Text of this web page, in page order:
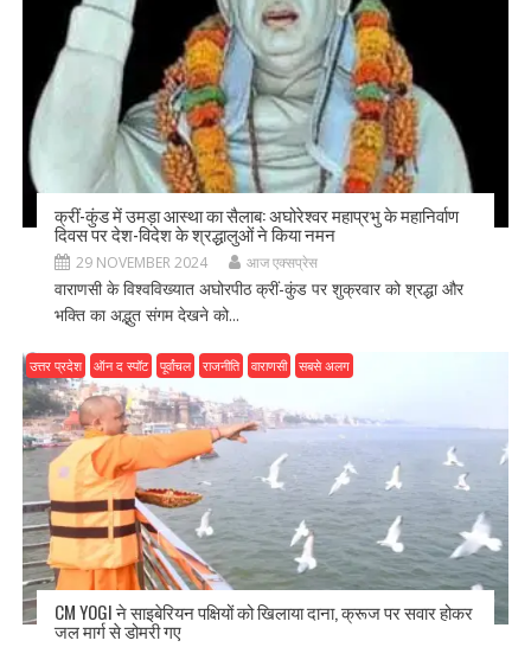
क्रीं-कुंड में उमड़ा आस्था का सैलाब: अघोरेश्वर महाप्रभु के महानिर्वाण
दिवस पर देश-विदेश के श्रद्धालुओं ने किया नमन
29 NOVEMBER 2024 आज एक्सप्रेस
वाराणसी के विश्वविख्यात अघोरपीठ क्रीं-कुंड पर शुक्रवार को श्रद्धा और
भक्ति का अद्भुत संगम देखने को...
उत्तर प्रदेश ऑन द स्पॉट पूर्वांचल राजनीति वाराणसी सबसे अलग
CM YOGI ने साइबेरियन पक्षियों को खिलाया दाना, क्रूज पर सवार होकर
जल मार्ग से डोमरी गए